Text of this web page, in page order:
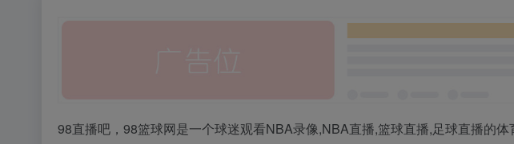
98直播吧，98篮球网是一个球迷观看NBA录像,NBA直播,篮球直播,足球直播的